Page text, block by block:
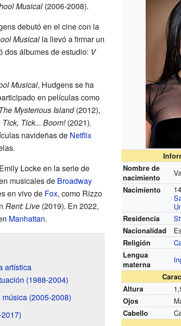
Nombre de
nacimiento
Nacimiento
Residencia
Nacionalidad
Religión
Lengua
materna
Altura
Ojos
Cabello
Musical(2006-2008).
debutó en el cine con la
Musicalla llevó a firmar un
dos álbumes de estudio: V
Musical, Hudgens se ha
en películas como
Mysterious Island(2012),
Tick, Tick... Boom!(2021).
navideñas de Netflix
Locke en la serie de
musicales de Broadway
en vivo de Fox, como Rizzo
Rent: Live(2019). En 2022,
Manhattan.
artística
(1988-2004)
(2005-2008)